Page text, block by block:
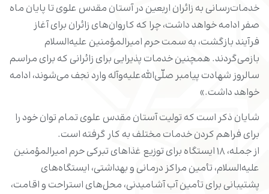
خدمات‌رسانی به زائران اربعین در آستان مقدس علوی تا پایان ماه
صفر ادامه خواهد داشت، چرا که کاروان‌های زائران برای آغاز
فرآیند بازگشت، به سمت حرم امیرالمؤمنین علیه‌السلام
بازمی‌گردند. همچنین خدمات پذیرایی برای زائرانی که برای مراسم
سالروز شهادت پیامبر صلّى‌الله‌علیه‌وآله‌ وارد نجف می‌شوند، ادامه
خواهد داشت.»
شایان ذکر است که تولیت آستان مقدس علوی تمام توان خود را
برای فراهم کردن خدمات مختلف به کار گرفته است.
از جمله، ۱۸ ایستگاه برای توزیع غذاهای تبرکی حرم امیرالمؤمنین
علیه‌السلام، تأمین مراکز درمانی و بهداشتی، ایستگاه‌های
پشتیبانی برای تأمین آب آشامیدنی، محل‌های استراحت و اقامت،